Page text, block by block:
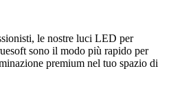
le nostre luci LED per
sono il modo più rapido per
premium nel tuo spazio di